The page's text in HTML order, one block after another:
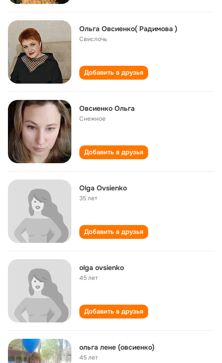
Ольга Овсиенко( Радимова )
Свислочь
Добавить в друзья
Овсиенко Ольга
Снежное
Добавить в друзья
Olga Ovsienko
35 лет
Добавить в друзья
olga ovsienko
45 лет
Добавить в друзья
ольга лене (овсиенко)
45 лет